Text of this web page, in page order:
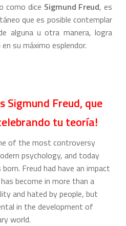
como dice Sigmund Freud, es
que es posible contemplar
alguna u otra manera, logra
su máximo esplendor.
Sigmund Freud, que
tu teoría!
of the most controversy
psychology, and today
Freud had have an impact
become in more than a
and hated by people, but
in the development of
world.